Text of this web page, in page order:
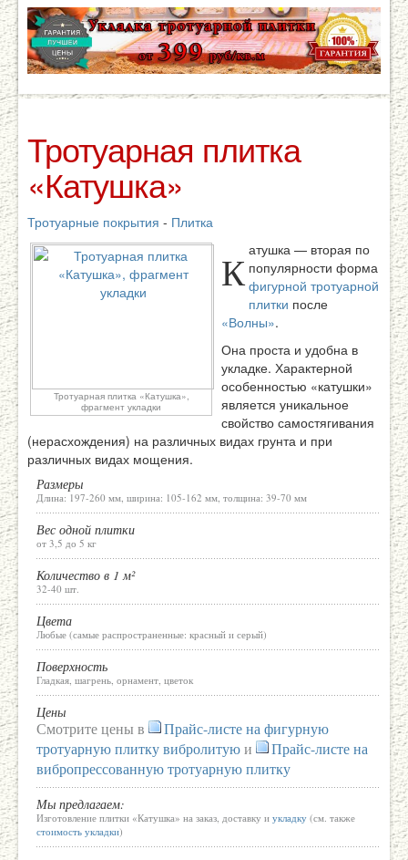
Тротуарная плитка
«Катушка»
Тротуарные покрытия - Плитка
Тротуарная плитка «Катушка»,
фрагмент укладки
К атушка — вторая по
популярности форма
фигурной тротуарной
плитки после
«Волны».
Она проста и удобна в
укладке. Характерной
особенностью «катушки»
является уникальное
свойство самостягивания
(нерасхождения) на различных видах грунта и при
различных видах мощения.
Размеры
Длина: 197-260 мм, ширина: 105-162 мм, толщина: 39-70 мм
Вес одной плитки
от 3,5 до 5 кг
Количество в 1 м²
32-40 шт.
Цвета
Любые (самые распространенные: красный и серый)
Поверхность
Гладкая, шагрень, орнамент, цветок
Цены
Смотрите цены в
Прайс-листе на фигурную
тротуарную плитку вибролитуюи
Прайс-листе на
вибропрессованную тротуарную плитку
Мы предлагаем:
Изготовление плитки «Катушка» на заказ, доставку и укладку (см. также
стоимость укладки)